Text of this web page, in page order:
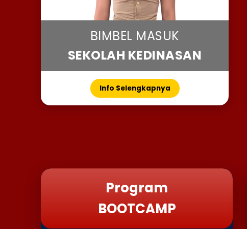
BIMBEL MASUK
SEKOLAH KEDINASAN
Info Selengkapnya
Program
BOOTCAMP